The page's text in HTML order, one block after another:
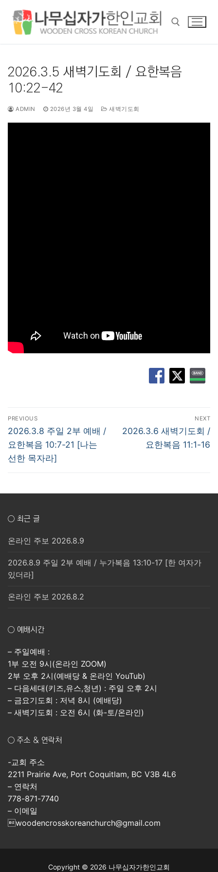
2026.3.5 새벽기도회 / 요한복음
10:22-42
ADMIN 2026년 3월 4일 새벽기도회
글
탐
색
PREVIOUS
Previous
post:
2026.3.8 주일 2부 예배 /
요한복음 10:7-21 [나는
선한 목자라]
NEXT
Next
2026.3.6 새벽기도회 /
요한복음 11:1-16
○ 최근 글
온라인 주보 2026.8.9
2026.8.9 주일 2부 예배 / 누가복음 13:10-17 [한 여자가
있더라]
온라인 주보 2026.8.2
○ 예배시간
– 주일예배 :
1부 오전 9시(온라인 ZOOM)
2부 오후 2시(예배당 & 온라인 YouTub)
– 다음세대(키즈,유스,청년) : 주일 오후 2시
– 금요기도회 : 저녁 8시 (예배당)
– 새벽기도회 : 오전 6시 (화-토/온라인)
○ 주소 & 연락처
-교회 주소
2211 Prairie Ave, Port Coquitlam, BC V3B 4L6
– 연락처
778-871-7740
– 이메일
woodencrosskoreanchurch@gmail.com
Copyright © 2026 나무십자가한인교회